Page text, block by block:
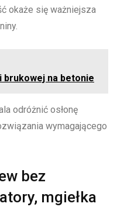
okaże się ważniejsza
brukowej na betonie
odróżnić osłonę
wymagającego
bez
mgiełka